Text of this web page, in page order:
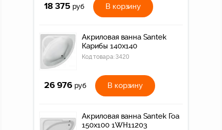
18 375 руб В корзину
Акриловая ванна Santek
Карибы 140х140
Код товара:3420
26 976 руб В корзину
Акриловая ванна Santek Гоа
150х100 1WH11203